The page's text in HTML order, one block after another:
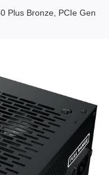
Plus Bronze, PCIe Gen